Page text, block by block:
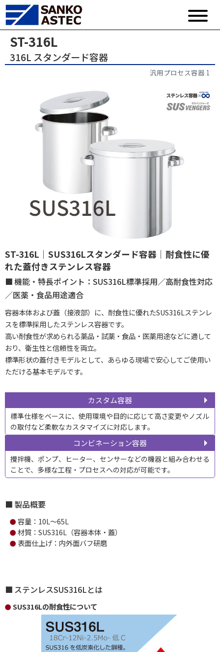
ST-316L
316L スタンダード容器
汎用プロセス容器 1
ST-316L｜SUS316Lスタンダード容器｜耐食性に優
れた蓋付きステンレス容器
機能・特長ポイント：SUS316L標準採用／高耐食性対応
／医薬・食品用途適合
容器本体および蓋（接液部）に、耐食性に優れたSUS316Lステンレ
スを標準採用したステンレス容器です。
高い耐食性が求められる薬品・試薬・食品・医薬用途などに適して
おり、衛生性と信頼性を両立。
標準形状の蓋付きモデルとして、あらゆる現場で安心してご使用い
ただける基本モデルです。
カスタム容器
標準仕様をベースに、使用環境や目的に応じて高さ変更やノズル
の取付など柔軟なカスタマイズに対応します。
コンビネーション容器
攪拌機、ポンプ、ヒーター、センサーなどの機器と組み合わせる
ことで、多様な工程・プロセスへの対応が可能です。
製品概要
● 容量：10L～65L
● 材質：SUS316L（容器本体・蓋）
● 表面仕上げ：内外面バフ研磨
ステンレスSUS316Lとは
SUS316Lの耐食性について